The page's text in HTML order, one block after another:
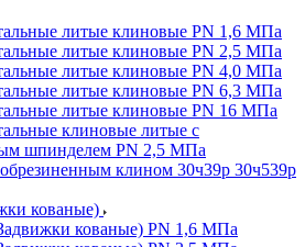
литые клиновые PN 1,6 МПа
литые клиновые PN 2,5 МПа
литые клиновые PN 4,0 МПа
литые клиновые PN 6,3 МПа
литые клиновые PN 16 МПа
клиновые литые с
шпинделем PN 2,5 МПа
клином 30ч39р 30ч539р
кованые)
кованые) PN 1,6 МПа